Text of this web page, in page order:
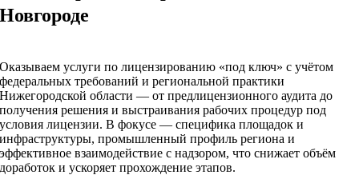
Новгороде
Оказываем услуги по лицензированию «под ключ» с учётом
федеральных требований и региональной практики
Нижегородской области — от предлицензионного аудита до
получения решения и выстраивания рабочих процедур под
условия лицензии. В фокусе — специфика площадок и
инфраструктуры, промышленный профиль региона и
эффективное взаимодействие с надзором, что снижает объём
доработок и ускоряет прохождение этапов.